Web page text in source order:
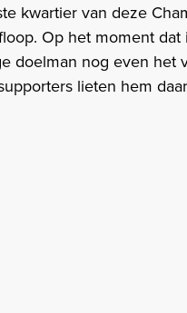
kwartier van deze
Op het moment
doelman nog even het
lieten hem